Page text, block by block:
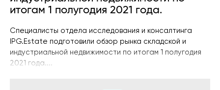
итогам 1 полугодия 2021 года.
Специалисты отдела исследования и консалтинга
IPG.Estate подготовили обзор рынка складской и
индустриальной недвижимости по итогам 1 полугодия
2021 года....